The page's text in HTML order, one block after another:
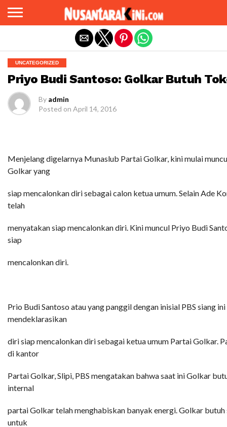
UNCATEGORIZED
Priyo Budi Santoso: Golkar Butuh
By admin
Posted on April 14, 2016
Menjelang digelarnya Munaslub Partai Golkar, kini mulai
Golkar yang
siap mencalonkan diri sebagai calon ketua umum. Selain Ade
telah
menyatakan siap mencalonkan diri. Kini muncul Priyo Budi
siap
mencalonkan diri.
Prio Budi Santoso atau yang panggil dengan inisial PBS siang
mendeklarasikan
diri siap mencalonkan diri sebagai ketua umum Partai Golkar.
di kantor
Partai Golkar, Slipi, PBS mengatakan bahwa saat ini Golkar
internal
partai Golkar telah menghabiskan banyak energi. Golkar
untuk
Exit mobile version